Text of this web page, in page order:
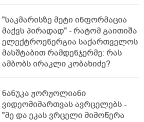
"საკმარისზე მეტი ინფორმაცია
მაქვს პირადად" - რატომ გაითიშა
ელექტროენერგია საქართველოს
მასშტაბით რამდენჯერმე: რას
ამბობს ირაკლი კობახიძე?
ნანუკა ჟორჟოლიანი
ვიდეომიმართვას ავრცელებს -
"მე და ეკას ვრცელი მიმოწერა